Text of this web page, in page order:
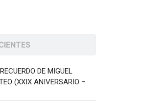
DE MIGUEL
(XXIX ANIVERSARIO –